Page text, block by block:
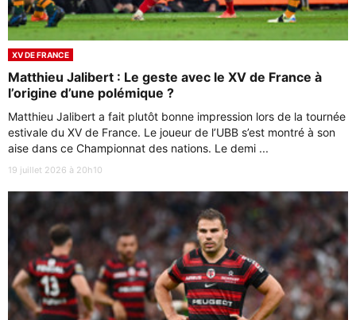
XV DE FRANCE
Matthieu Jalibert : Le geste avec le XV de France à
l’origine d’une polémique ?
Matthieu Jalibert a fait plutôt bonne impression lors de la tournée
estivale du XV de France. Le joueur de l’UBB s’est montré à son
aise dans ce Championnat des nations. Le demi ...
19 juillet 2026 à 20h10